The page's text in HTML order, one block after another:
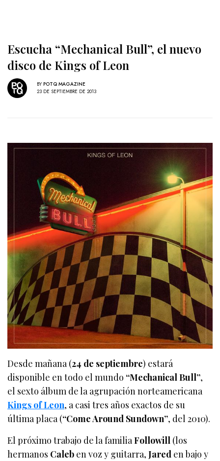
Escucha “Mechanical Bull”, el nuevo
disco de Kings of Leon
BY POTQ MAGAZINE
23 DE SEPTIEMBRE DE 2013
Desde mañana (24 de septiembre) estará
disponible en todo el mundo “Mechanical Bull”,
el sexto álbum de la agrupación norteamericana
Kings of Leon, a casi tres años exactos de su
última placa (“Come Around Sundown”, del 2010).
El próximo trabajo de la familiaFollowill (los
hermanos Caleb en voz y guitarra,Jared en bajo y